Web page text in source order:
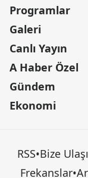
Programlar
Galeri
Canlı Yayın
A Haber Özel
Gündem
Ekonomi
RSS•Bize
Frekanslar•